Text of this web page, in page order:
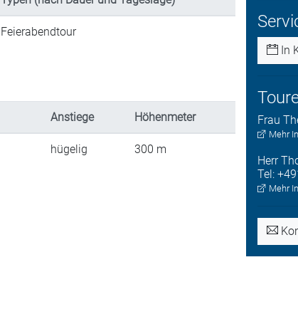
In
Frau
Mehr
Herr
Tel:
Mehr
Feierabendtour
Anstiege Höhenmeter
hügelig 300 m